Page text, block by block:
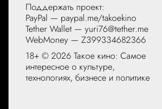
Поддержать проект:
PayPal — paypal.me/takoekino
Tether Wallet — yuri76@tether.me
WebMoney — Z399334682366
18+ ©2026 Такое кино: Самое
интересное о культуре,
технологиях, бизнесе и политике